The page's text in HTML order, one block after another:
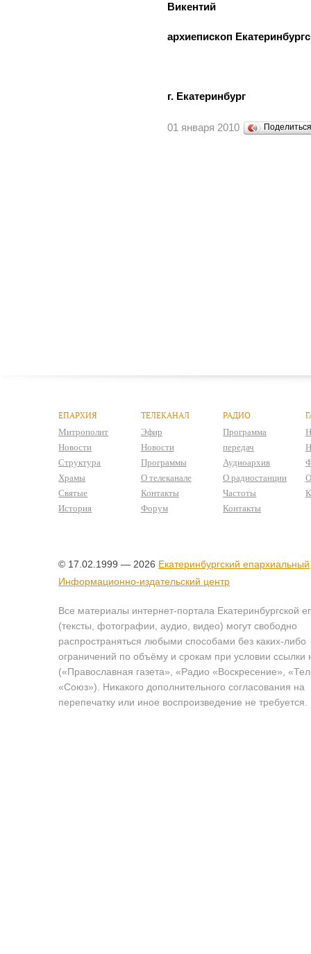
Викентий
архиепископ
г. Екатеринбург
01 января 2010
ЕПАРХИЯ
Митрополит
Новости
Структура
Храмы
Святые
История
ТЕЛЕКАНАЛ
Эфир
Новости
Программы
О телеканале
Контакты
Форум
РАДИО
Программа
передач
Аудиоархив
О радиостанции
Частоты
Контакты
© 17.02.1999 — 2026 Екатеринбургский епархиальный
Информационно-издательский центр
Все материалы интернет-портала Екатеринбургской
(тексты, фотографии, аудио, видео) могут свободно
распространяться любыми способами без каких-либо
ограничений по объёму и срокам при условии ссылки
(«Православная газета», «Радио «Воскресение»,
«Союз»). Никакого дополнительного согласования на
перепечатку или иное воспроизведение не требуется.